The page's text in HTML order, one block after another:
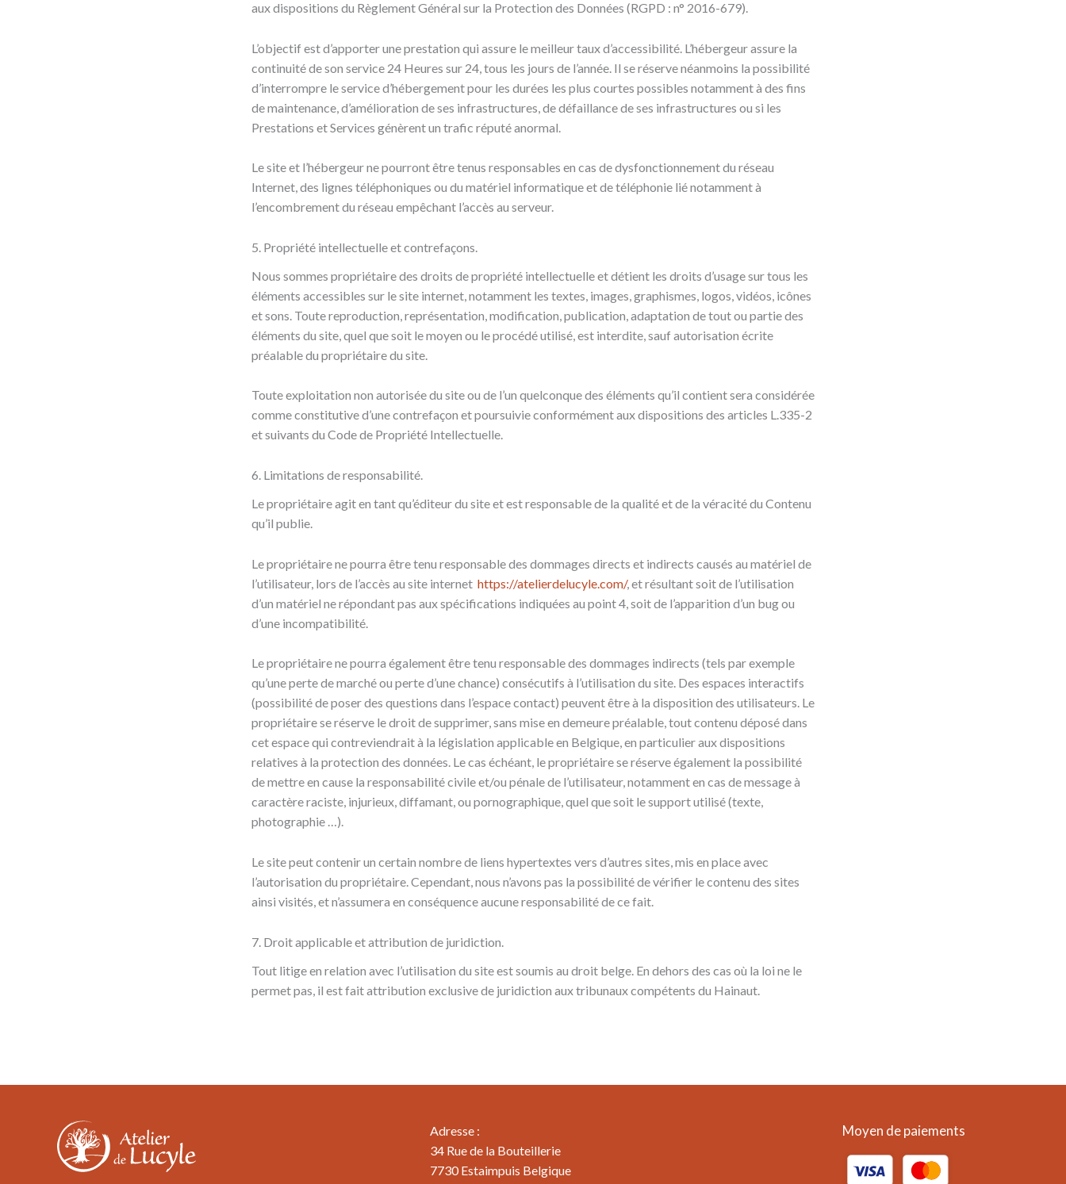
aux dispositions du Règlement Général sur la Protection des Données (RGPD : n° 2016-679).
L’objectif est d’apporter une prestation qui assure le meilleur taux d’accessibilité. L’hébergeur assure la
continuité de son service 24 Heures sur 24, tous les jours de l’année. Il se réserve néanmoins la possibilité
d’interrompre le service d’hébergement pour les durées les plus courtes possibles notamment à des fins
de maintenance, d’amélioration de ses infrastructures, de défaillance de ses infrastructures ou si les
Prestations et Services génèrent un trafic réputé anormal.
Le site et l’hébergeur ne pourront être tenus responsables en cas de dysfonctionnement du réseau
Internet, des lignes téléphoniques ou du matériel informatique et de téléphonie lié notamment à
l’encombrement du réseau empêchant l’accès au serveur.
5. Propriété intellectuelle et contrefaçons.
Nous sommes propriétaire des droits de propriété intellectuelle et détient les droits d’usage sur tous les
éléments accessibles sur le site internet, notamment les textes, images, graphismes, logos, vidéos, icônes
et sons. Toute reproduction, représentation, modification, publication, adaptation de tout ou partie des
éléments du site, quel que soit le moyen ou le procédé utilisé, est interdite, sauf autorisation écrite
préalable du propriétaire du site.
Toute exploitation non autorisée du site ou de l’un quelconque des éléments qu’il contient sera considérée
comme constitutive d’une contrefaçon et poursuivie conformément aux dispositions des articles L.335-2
et suivants du Code de Propriété Intellectuelle.
6. Limitations de responsabilité.
Le propriétaire agit en tant qu’éditeur du site et est responsable de la qualité et de la véracité du Contenu
qu’il publie.
Le propriétaire ne pourra être tenu responsable des dommages directs et indirects causés au matériel de
l’utilisateur, lors de l’accès au site internet https://atelierdelucyle.com/, et résultant soit de l’utilisation
d’un matériel ne répondant pas aux spécifications indiquées au point 4, soit de l’apparition d’un bug ou
d’une incompatibilité.
Le propriétaire ne pourra également être tenu responsable des dommages indirects (tels par exemple
qu’une perte de marché ou perte d’une chance) consécutifs à l’utilisation du site. Des espaces interactifs
(possibilité de poser des questions dans l’espace contact) peuvent être à la disposition des utilisateurs. Le
propriétaire se réserve le droit de supprimer, sans mise en demeure préalable, tout contenu déposé dans
cet espace qui contreviendrait à la législation applicable en Belgique, en particulier aux dispositions
relatives à la protection des données. Le cas échéant, le propriétaire se réserve également la possibilité
de mettre en cause la responsabilité civile et/ou pénale de l’utilisateur, notamment en cas de message à
caractère raciste, injurieux, diffamant, ou pornographique, quel que soit le support utilisé (texte,
photographie …).
Le site peut contenir un certain nombre de liens hypertextes vers d’autres sites, mis en place avec
l’autorisation du propriétaire. Cependant, nous n’avons pas la possibilité de vérifier le contenu des sites
ainsi visités, et n’assumera en conséquence aucune responsabilité de ce fait.
7. Droit applicable et attribution de juridiction.
Tout litige en relation avec l’utilisation du site est soumis au droit belge. En dehors des cas où la loi ne le
permet pas, il est fait attribution exclusive de juridiction aux tribunaux compétents du Hainaut.
Adresse :
34 Rue de la Bouteillerie
7730 Estaimpuis Belgique
Moyen de paiements